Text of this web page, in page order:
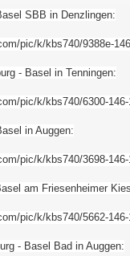
SBB in Denzlingen:
- Basel in Tenningen:
in Auggen:
am Friesenheimer
- Basel Bad in Auggen: